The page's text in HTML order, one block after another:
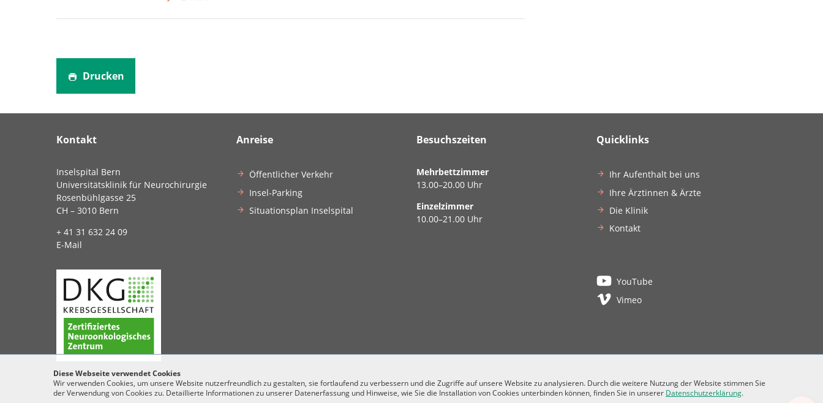
Drucken
Kontakt
Inselspital Bern
Universitätsklinik für Neurochirurgie
Rosenbühlgasse 25
CH – 3010 Bern
+ 41 31 632 24 09
E-Mail
Anreise
Öffentlicher Verkehr
Insel-Parking
Situationsplan Inselspital
Besuchszeiten
Mehrbettzimmer
13.00–20.00 Uhr
Einzelzimmer
10.00–21.00 Uhr
Quicklinks
Ihr Aufenthalt bei uns
Ihre Ärztinnen & Ärzte
Die Klinik
Kontakt
YouTube
Vimeo
Diese Webseite verwendet Cookies
Wir verwenden Cookies, um unsere Website nutzerfreundlich zu gestalten, sie fortlaufend zu verbessern und die Zugriffe auf unsere Website zu analysieren. Durch die weitere Nutzung der Website stimmen Sie
der Verwendung von Cookies zu. Detaillierte Informationen zu unserer Datenerfassung und Hinweise, wie Sie die Installation von Cookies unterbinden können, finden Sie in unserer Datenschutzerklärung.